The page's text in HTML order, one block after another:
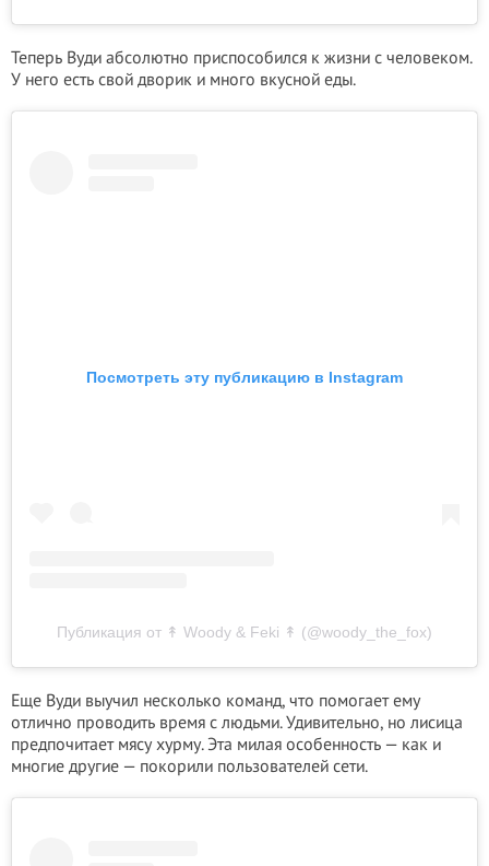
Теперь Вуди абсолютно приспособился к жизни с человеком.
У него есть свой дворик и много вкусной еды.
Посмотреть эту публикацию в Instagram
Публикация от ↟ Woody & Feki ↟ (@woody_the_fox)
Еще Вуди выучил несколько команд, что помогает ему
отлично проводить время с людьми. Удивительно, но лисица
предпочитает мясу хурму. Эта милая особенность — как и
многие другие — покорили пользователей сети.